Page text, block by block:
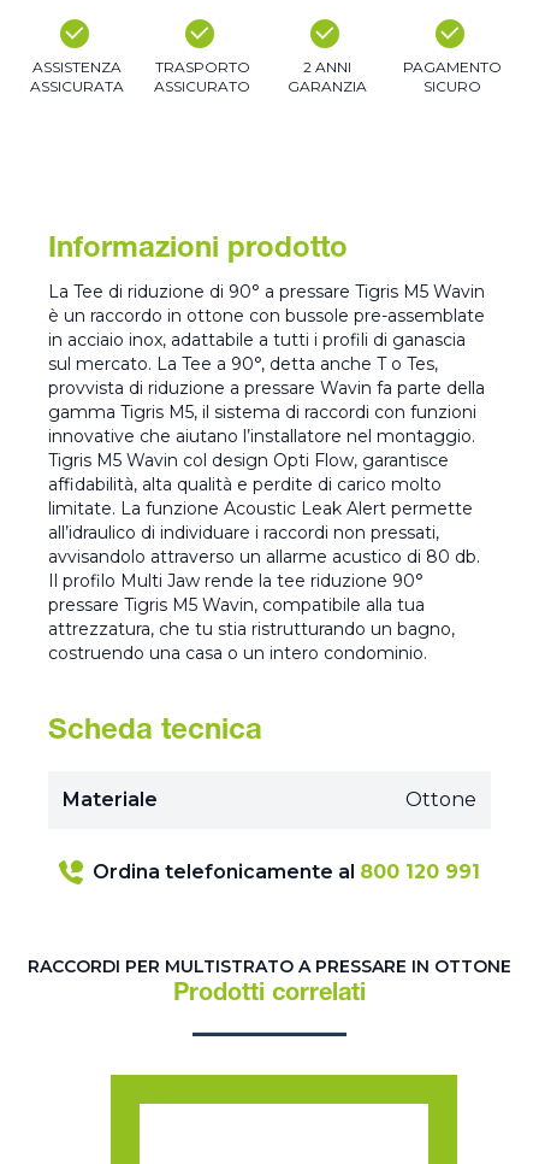
ASSISTENZA
ASSICURATA
TRASPORTO
ASSICURATO
2 ANNI
GARANZIA
PAGAMENTO
SICURO
Informazioni prodotto
La Tee di riduzione di 90° a pressare Tigris M5 Wavin
è un raccordo in ottone con bussole pre-assemblate
in acciaio inox, adattabile a tutti i profili di ganascia
sul mercato. La Tee a 90°, detta anche T o Tes,
provvista di riduzione a pressare Wavin fa parte della
gamma Tigris M5, il sistema di raccordi con funzioni
innovative che aiutano l’installatore nel montaggio.
Tigris M5 Wavin col design Opti Flow, garantisce
affidabilità, alta qualità e perdite di carico molto
limitate. La funzione Acoustic Leak Alert permette
all’idraulico di individuare i raccordi non pressati,
avvisandolo attraverso un allarme acustico di 80 db.
Il profilo Multi Jaw rende la tee riduzione 90°
pressare Tigris M5 Wavin, compatibile alla tua
attrezzatura, che tu stia ristrutturando un bagno,
costruendo una casa o un intero condominio.
Scheda tecnica
Materiale Ottone
Ordina telefonicamente al 800 120 991
RACCORDI PER MULTISTRATO A PRESSARE IN OTTONE
Prodotti correlati